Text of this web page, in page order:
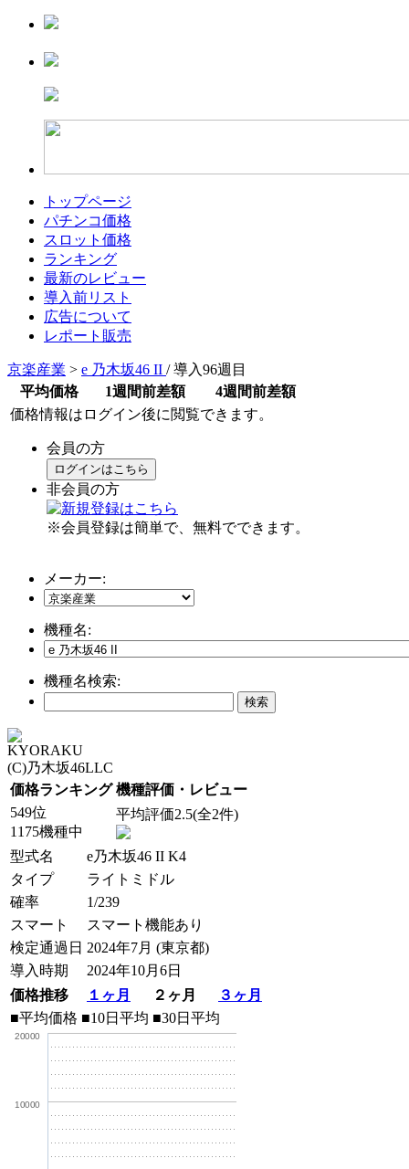
トップページ
パチンコ価格
スロット価格
ランキング
最新のレビュー
導入前リスト
広告について
レポート販売
京楽産業 > e 乃木坂46 II / 導入96週目
平均価格
1週間前差額
4週間前差額
価格情報はログイン後に閲覧できます。
会員の方
ログインはこちら
非会員の方
※会員登録は簡単で、無料でできます。
メーカー:
機種名:
機種名検索:
KYORAKU
(C)乃木坂46LLC
価格ランキング 機種評価・レビュー
549位
1175機種中
平均評価2.5(全2件)
型式名
e乃木坂46 II K4
タイプ
ライトミドル
確率
1/239
スマート
スマート機能あり
検定通過日 2024年7月 (東京都)
導入時期
2024年10月6日
価格推移
１ヶ月 ２ヶ月
３ヶ月
■平均価格 ■10日平均 ■30日平均
10000
20000